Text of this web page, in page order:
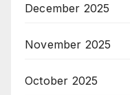
December 2025
November 2025
October 2025